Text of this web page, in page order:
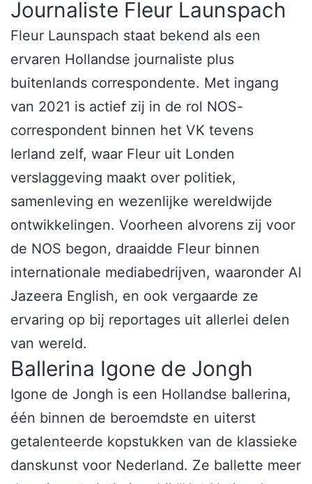
Journaliste Fleur Launspach
Fleur Launspach staat bekend als een
ervaren Hollandse journaliste plus
buitenlands correspondente. Met ingang
van 2021 is actief zij in de rol NOS-
correspondent binnen het VK tevens
Ierland zelf, waar Fleur uit Londen
verslaggeving maakt over politiek,
samenleving en wezenlijke wereldwijde
ontwikkelingen. Voorheen alvorens zij voor
de NOS begon, draaidde Fleur binnen
internationale mediabedrijven, waaronder Al
Jazeera English, en ook vergaarde ze
ervaring op bij reportages uit allerlei delen
van wereld.
Ballerina Igone de Jongh
Igone de Jongh is een Hollandse ballerina,
één binnen de beroemdste en uiterst
getalenteerde kopstukken van de klassieke
danskunst voor Nederland. Ze ballette meer